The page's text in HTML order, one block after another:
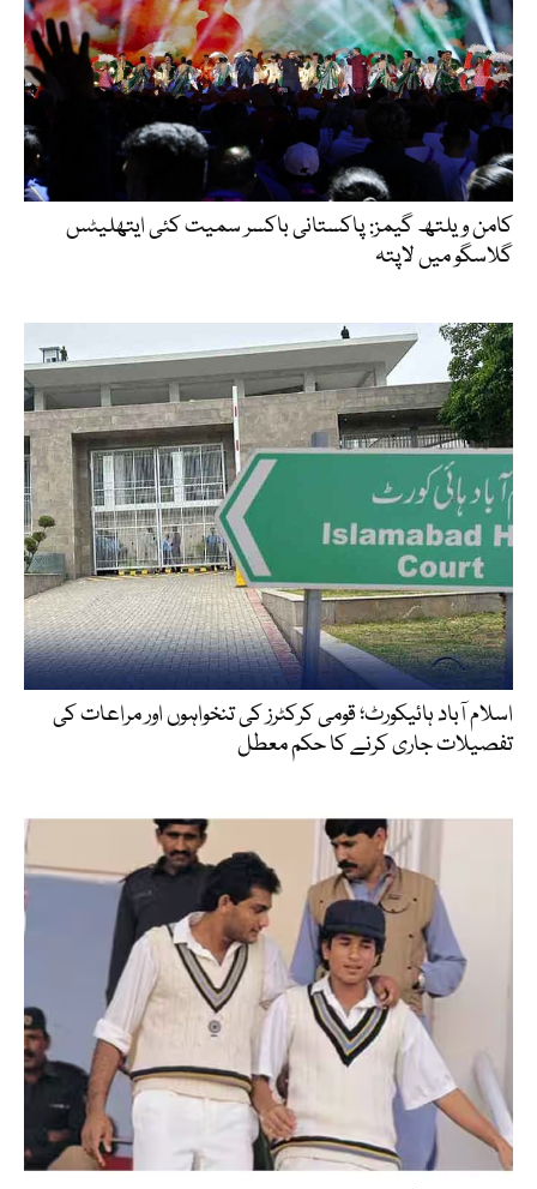
کامن ویلتھ گیمز: پاکستانی باکسر سمیت کئی ایتھلیٹس
گلاسگو میں لاپتہ
اسلام آباد ہائیکورٹ؛ قومی کرکٹرز کی تنخواہوں اور مراعات کی
تفصیلات جاری کرنے کا حکم معطل